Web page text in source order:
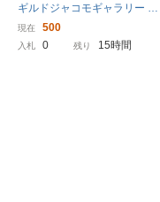
ギルドジャコモギャラリー サ
ンダル 23.0cm イタリア製 E90
3-75
現在 500
入札 0 残り 15時間